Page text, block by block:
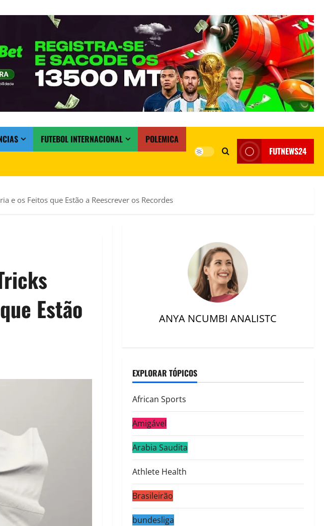
FUTEBOL INTERNACIONAL POLEMICA
FUTNEWS24
e os Feitos que Estão a Reescrever os Recordes
Estão
ANYA NCUMBI ANALISTC
EXPLORAR TÓPICOS
African Sports
Amigável
Arabia Saudita
Athlete Health
Brasileirão
bundesliga